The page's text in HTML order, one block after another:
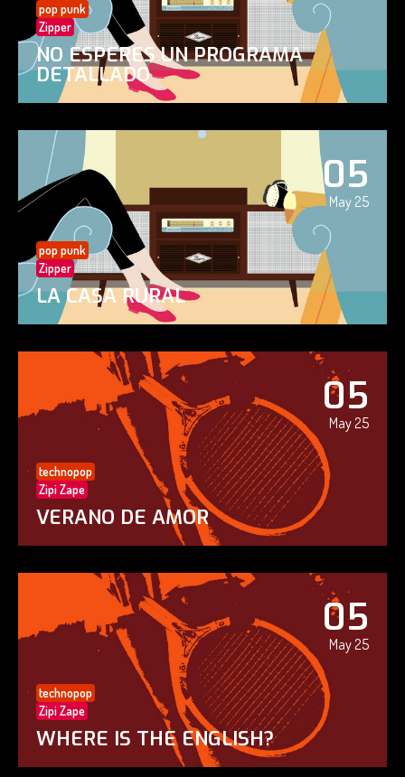
pop punk
Zipper
NO ESPERES UN PROGRAMA
DETALLADO
05
May 25
pop punk
Zipper
LA CASA RURAL
05
May 25
technopop
Zipi Zape
VERANO DE AMOR
05
May 25
technopop
Zipi Zape
WHERE IS THE ENGLISH?